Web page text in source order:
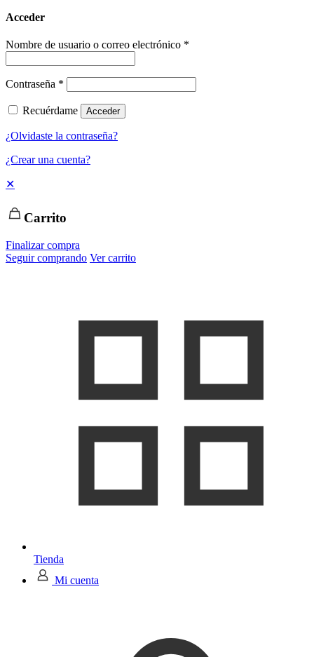
Acceder
Nombre de usuario o correo electrónico *
Contraseña *
Recuérdame Acceder
¿Olvidaste la contraseña?
¿Crear una cuenta?
✕
Carrito
Finalizar compra
Seguir comprando Ver carrito
Tienda
Mi cuenta